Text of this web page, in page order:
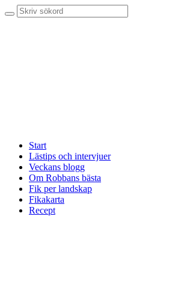
Start
Lästips och intervjuer
Veckans blogg
Om Robbans bästa
Fik per landskap
Fikakarta
Recept